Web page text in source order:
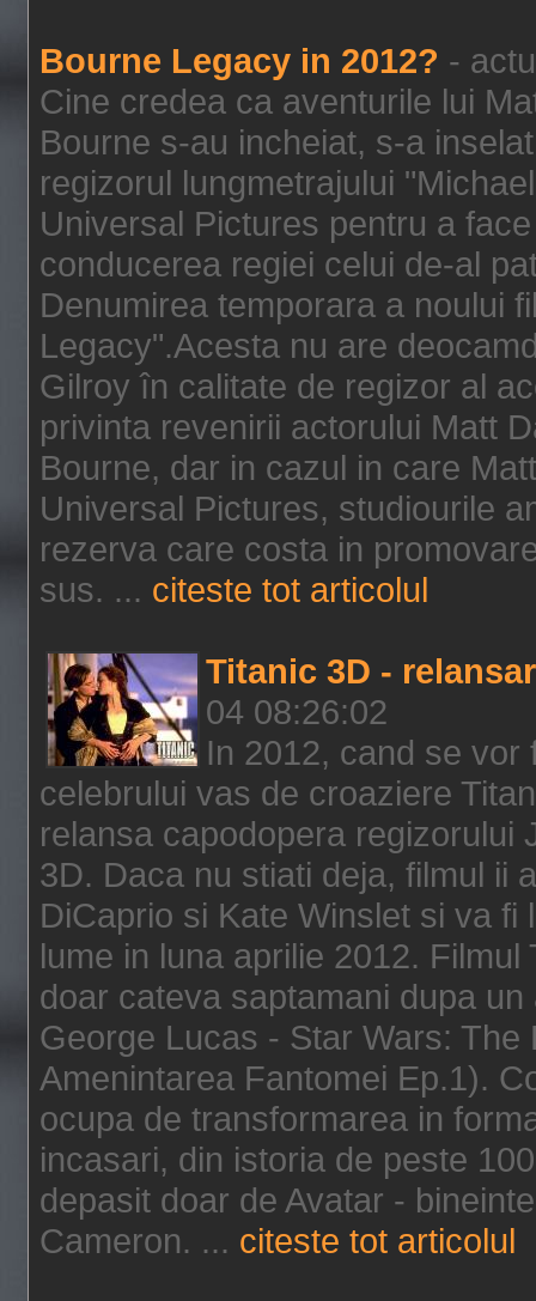
Bourne Legacy in 2012? -
Cine credea ca aventurile lui
Bourne s-au incheiat, s-a
regizorul lungmetrajului
Universal Pictures pentru a
conducerea regiei celui de-al
Denumirea temporara a noului
Legacy".Acesta nu are
Gilroy în calitate de regizor al
privinta revenirii actorului Matt
Bourne, dar in cazul in care
Universal Pictures, studiourile
rezerva care costa in
sus. ... citeste tot articolul
Titanic 3D -
04 08:26:02
In 2012, cand se
celebrului vas de croaziere
relansa capodopera regizorului
3D. Daca nu stiati deja, filmul ii
DiCaprio si Kate Winslet si va
lume in luna aprilie 2012.
doar cateva saptamani dupa
George Lucas - Star Wars:
Amenintarea Fantomei Ep.1).
ocupa de transformarea in
incasari, din istoria de peste
depasit doar de Avatar -
Cameron. ... citeste tot articolul